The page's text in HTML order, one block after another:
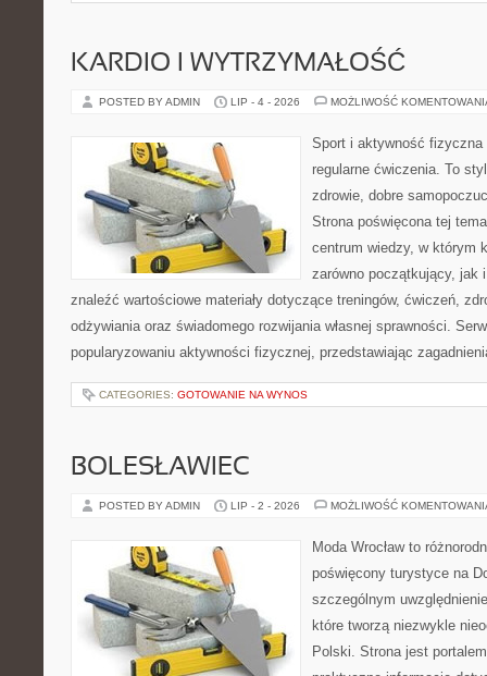
KARDIO I WYTRZYMAŁOŚĆ
POSTED BY ADMIN LIP - 4 - 2026 MOŻLIWOŚĆ
Sport i aktywność
regularne ćwiczenia. To
zdrowie, dobre
Strona poświęcona tej
centrum wiedzy, w którym
zarówno początkujący, jak
znaleźć wartościowe materiały dotyczące treningów, ćwiczeń,
odżywiania oraz świadomego rozwijania własnej sprawności.
popularyzowaniu aktywności fizycznej, przedstawiając
CATEGORIES: GOTOWANIE NA WYNOS
BOLESŁAWIEC
POSTED BY ADMIN LIP - 2 - 2026 MOŻLIWOŚĆ
Moda Wrocław to
poświęcony turystyce na
szczególnym
które tworzą niezwykle
Polski. Strona jest